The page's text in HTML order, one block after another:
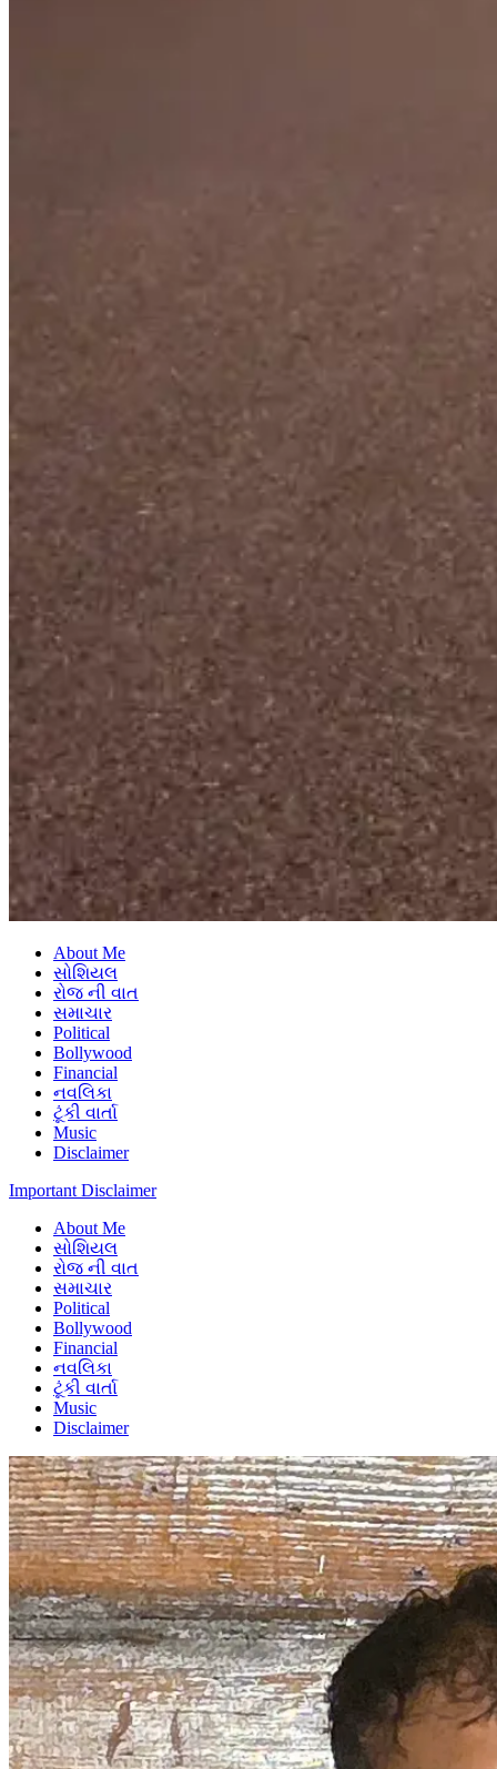
About Me
સોશિયલ
રોજ ની વાત
સમાચાર
Political
Bollywood
Financial
નવલિકા
ટૂંકી વાર્તા
Music
Disclaimer
Important Disclaimer
About Me
સોશિયલ
રોજ ની વાત
સમાચાર
Political
Bollywood
Financial
નવલિકા
ટૂંકી વાર્તા
Music
Disclaimer